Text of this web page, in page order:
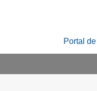
Portal